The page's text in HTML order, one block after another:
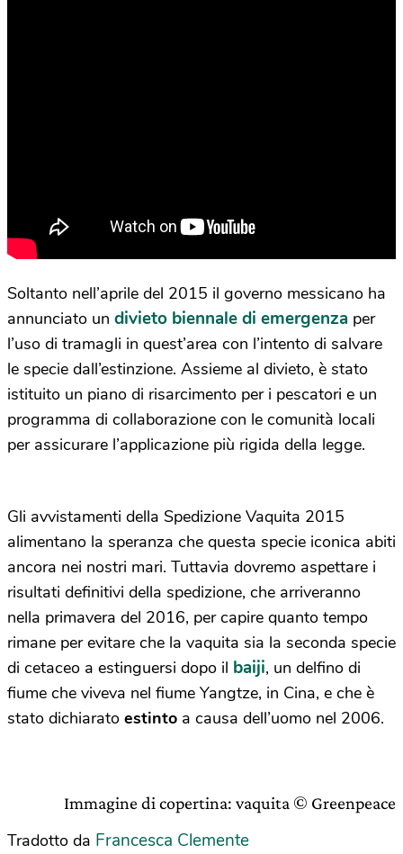
Soltanto nell’aprile del 2015 il governo messicano ha
annunciato un divieto biennale di emergenza per
l’uso di tramagli in quest’area con l’intento di salvare
le specie dall’estinzione. Assieme al divieto, è stato
istituito un piano di risarcimento per i pescatori e un
programma di collaborazione con le comunità locali
per assicurare l’applicazione più rigida della legge.
Gli avvistamenti della Spedizione Vaquita 2015
alimentano la speranza che questa specie iconica abiti
ancora nei nostri mari. Tuttavia dovremo aspettare i
risultati definitivi della spedizione, che arriveranno
nella primavera del 2016, per capire quanto tempo
rimane per evitare che la vaquita sia la seconda specie
di cetaceo a estinguersi dopo il baiji, un delfino di
fiume che viveva nel fiume Yangtze, in Cina, e che è
stato dichiarato estinto a causa dell’uomo nel 2006.
Immagine di copertina: vaquita © Greenpeace
Tradotto da Francesca Clemente